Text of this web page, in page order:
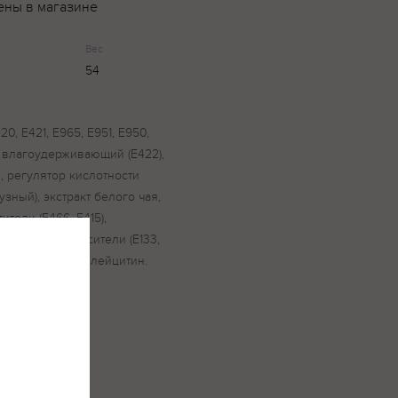
в магазине
Вес
54
E421, E965, E951, E950,
(E422),
регулятор кислотности
экстракт белого чая,
(Е466, Е415),
(Е903), красители (Е133,
соевый лейцитин.